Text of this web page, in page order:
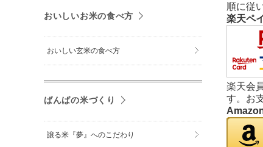
順に従
楽天ペ
楽天会
す。お
おいしいお米の食べ方
おいしい玄米の食べ方
ばんばの米づくり
譲る米『夢』へのこだわり